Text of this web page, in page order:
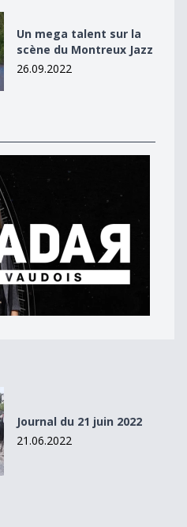
du Montreux Jazz
Un mega talent sur la
scène du Montreux Jazz
26.09.2022
Journal du 21 juin 2022
21.06.2022